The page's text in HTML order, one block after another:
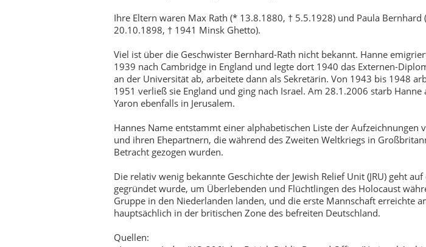
Ihre Eltern waren Max Rath (* 13.8.1880, † 5.5.1928) und Paula Bernhard
20.10.1898, † 1941 Minsk Ghetto).
Viel ist über die Geschwister Bernhard-Rath nicht bekannt. Hanne
1939 nach Cambridge in England und legte dort 1940 das Externen-
an der Universität ab, arbeitete dann als Sekretärin. Von 1943 bis 1948
1951 verließ sie England und ging nach Israel. Am 28.1.2006 starb
Yaron ebenfalls in Jerusalem.
Hannes Name entstammt einer alphabetischen Liste der
und ihren Ehepartnern, die während des Zweiten Weltkriegs in
Betracht gezogen wurden.
Die relativ wenig bekannte Geschichte der Jewish Relief Unit (JRU) geht
gegründet wurde, um Überlebenden und Flüchtlingen des Holocaust
Gruppe in den Niederlanden landen, und die erste Mannschaft erreichte
hauptsächlich in der britischen Zone des befreiten Deutschland.
Quellen: